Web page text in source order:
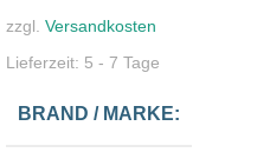
zzgl. Versandkosten
Lieferzeit: 5 - 7 Tage
BRAND / MARKE